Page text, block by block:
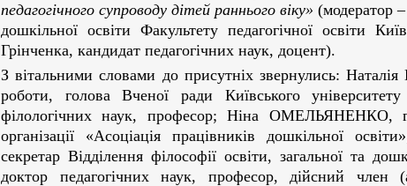
педагогічного супроводу дітей раннього віку» (модератор
дошкільної освіти Факультету педагогічної освіти
Грінченка, кандидат педагогічних наук, доцент).
З вітальними словами до присутніх звернулись:
роботи, голова Вченої ради Київського
філологічних наук, професор; Ніна ОМЕЛЬЯНЕНКО,
організації «Асоціація працівників дошкільної
секретар Відділення філософії освіти, загальної та
доктор педагогічних наук, професор, дійсний